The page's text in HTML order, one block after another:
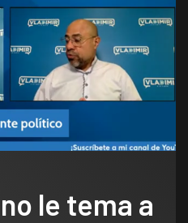
le tema a